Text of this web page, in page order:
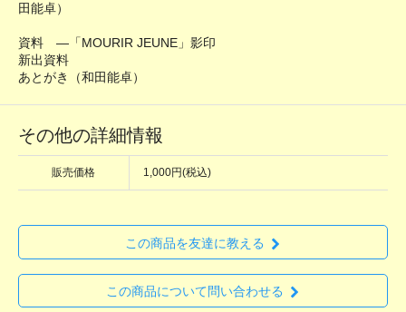
田能卓）
資料 ―「MOURIR JEUNE」影印
新出資料
あとがき（和田能卓）
その他の詳細情報
販売価格 1,000円(税込)
この商品を友達に教える
この商品について問い合わせる